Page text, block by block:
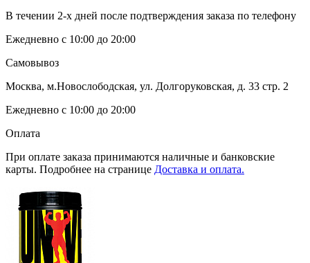
В течении 2-х дней после подтверждения заказа по телефону
Ежедневно с 10:00 до 20:00
Самовывоз
Москва, м.Новослободская, ул. Долгоруковская, д. 33 стр. 2
Ежедневно с 10:00 до 20:00
Оплата
При оплате заказа принимаются наличные и банковские
карты. Подробнее на странице Доставка и оплата.